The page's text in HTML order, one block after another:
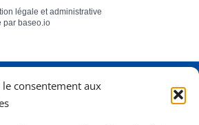
le consentement aux
légale et administrative
par baseo.io
Dame Pernette